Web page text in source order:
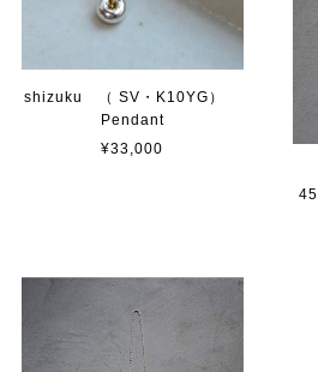
shizuku （ SV・K10YG）
Pendant
¥33,000